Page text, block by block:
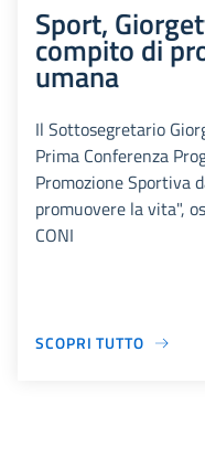
Sport,
compito di
umana
Il Sottosegretario
Prima Conferenza
Promozione Sportiva
promuovere la vita",
CONI
SCOPRI TUTTO